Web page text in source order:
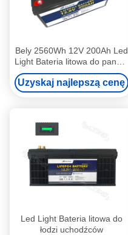
Bely 2560Wh 12V 200Ah Led
Light Bateria litowa do panelu
słonecznego
Uzyskaj najlepszą cenę
Led Light Bateria litowa do
łodzi uchodźców